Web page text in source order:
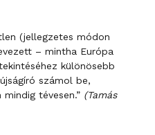
(jellegzetes módon
– mintha Európa
különösebb
számol be,
tévesen.” (Tamás